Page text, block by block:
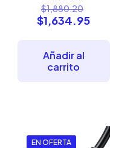
$1,880.20
precio
original
$1,634.95El
Añadir al
carrito
EN OFERTA